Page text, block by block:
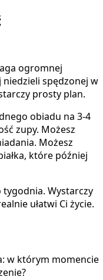
ogromnej
niedzieli spędzonej w
prosty plan.
obiadu na 3-4
zupy. Możesz
Możesz
które później
tygodnia. Wystarczy
ułatwi Ci życie.
w którym momencie